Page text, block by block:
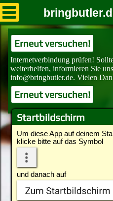
Startbildschirm
Um diese App auf deinem
klicke bitte auf das Symbol
und danach auf
Erneut versuchen!
Erneut versuchen!